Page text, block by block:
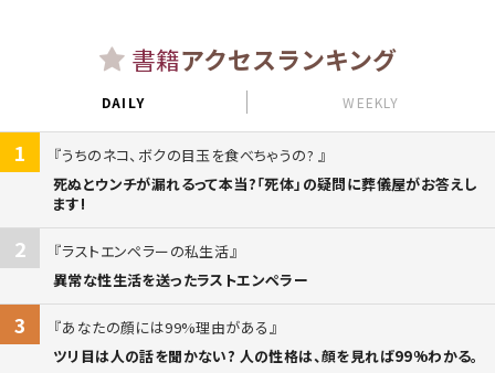
書籍アクセスランキング
DAILY WEEKLY
1
うちのネコ、ボクの目玉を食べちゃうの?
死ぬとウンチが漏れるって本当?「死体」の疑問に葬儀屋がお答えし
ます!
2
ラストエンペラーの私生活
異常な性生活を送ったラストエンペラー
3
あなたの顔には99%理由がある
ツリ目は人の話を聞かない? 人の性格は、顔を見れば99%わかる。